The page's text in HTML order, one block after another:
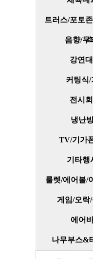
트러스/포토
음향/무
강연
커팅식/
전시
냉난
TV/기가
기타행
룰렛/에어볼/
게임/오락
에어
나무부스&